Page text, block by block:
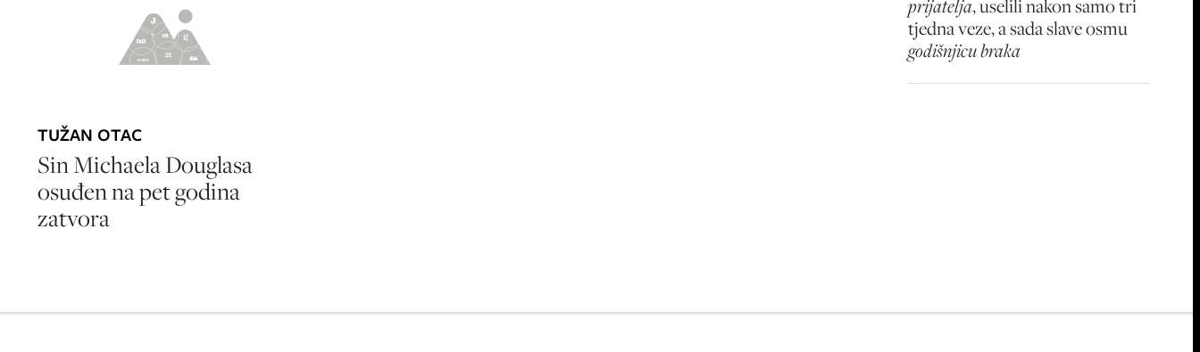
TUŽAN OTAC
Sin Michaela Douglasa
osuđen na pet godina
zatvora
prijatelja, uselili nakon samo tri
tjedna veze, a sada slave osmu
godišnjicu braka